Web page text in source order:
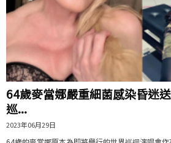
64歲麥當娜嚴重細菌感染昏迷
巡...
2023年06月29日